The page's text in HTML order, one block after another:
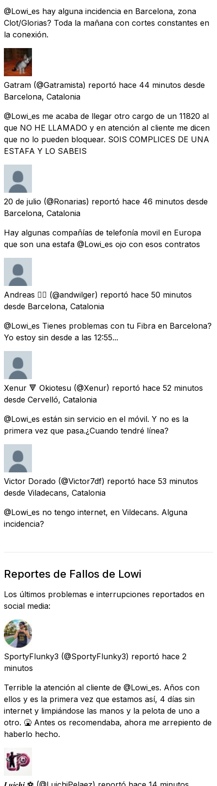
@Lowi_es hay alguna incidencia en Barcelona, zona
Clot/Glorias? Toda la mañana con cortes constantes en
la conexión.
Gatram (@Gatramista) reportó hace 44 minutos desde
Barcelona, Catalonia
@Lowi_es me acaba de llegar otro cargo de un 11820 al
que NO HE LLAMADO y en atención al cliente me dicen
que no lo pueden bloquear. SOIS COMPLICES DE UNA
ESTAFA Y LO SABEIS
20 de julio (@Ronarias) reportó hace 46 minutos desde
Barcelona, Catalonia
Hay algunas compañías de telefonía movil en Europa
que son una estafa @Lowi_es ojo con esos contratos
Andreas 🏳️‍🌈 (@andwilger) reportó hace 50 minutos
desde Barcelona, Catalonia
@Lowi_es Tienes problemas con tu Fibra en Barcelona?
Yo estoy sin desde a las 12:55...
Xenur 🔻 Okiotesu (@Xenur) reportó hace 52 minutos
desde Cervelló, Catalonia
@Lowi_es están sin servicio en el móvil. Y no es la
primera vez que pasa.¿Cuando tendré línea?
Victor Dorado (@Victor7df) reportó hace 53 minutos
desde Viladecans, Catalonia
@Lowi_es no tengo internet, en Vildecans. Alguna
incidencia?
Reportes de Fallos de Lowi
Los últimos problemas e interrupciones reportados en
social media:
SportyFlunky3 (@SportyFlunky3) reportó hace 2
minutos
Terrible la atención al cliente de @Lowi_es. Años con
ellos y es la primera vez que estamos así, 4 días sin
internet y limpiándose las manos y la pelota de uno a
otro. 🤮 Antes os recomendaba, ahora me arrepiento de
haberlo hecho.